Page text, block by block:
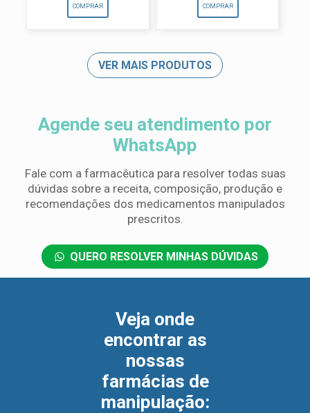
SIGA
MANIPULAÇÃO
NAS
REDES
COMPRAR COMPRAR
VER MAIS PRODUTOS
seu
atendimento
WhatsApp
Fale com a
farmacêutica
resolver
todas
sobre a
receita,
composição,
produção
e
recomendações
dos
Agende seu atendimento por
WhatsApp
Fale com a farmacêutica para resolver todas suas
dúvidas sobre a receita, composição, produção e
recomendações dos medicamentos manipulados
prescritos.
QUERO RESOLVER MINHAS DÚVIDAS
Veja onde
encontrar as
nossas
farmácias de
manipulação: